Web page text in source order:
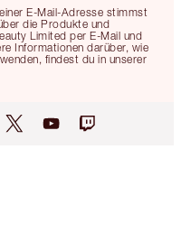
E-Mail-Adresse stimmst
die Produkte und
Limited per E-Mail und
Informationen darüber, wie
findest du in unserer